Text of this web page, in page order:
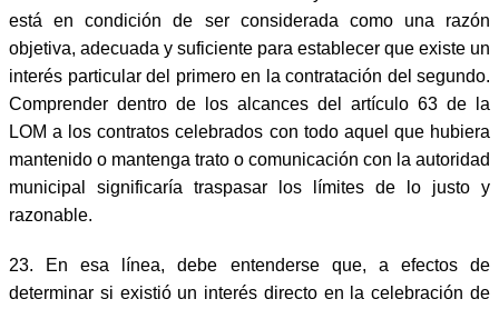
está en condición de ser considerada como una razón
objetiva, adecuada y suficiente para establecer que existe un
interés particular del primero en la contratación del segundo.
Comprender dentro de los alcances del artículo 63 de la
LOM a los contratos celebrados con todo aquel que hubiera
mantenido o mantenga trato o comunicación con la autoridad
municipal significaría traspasar los límites de lo justo y
razonable.
23. En esa línea, debe entenderse que, a efectos de
determinar si existió un interés directo en la celebración de